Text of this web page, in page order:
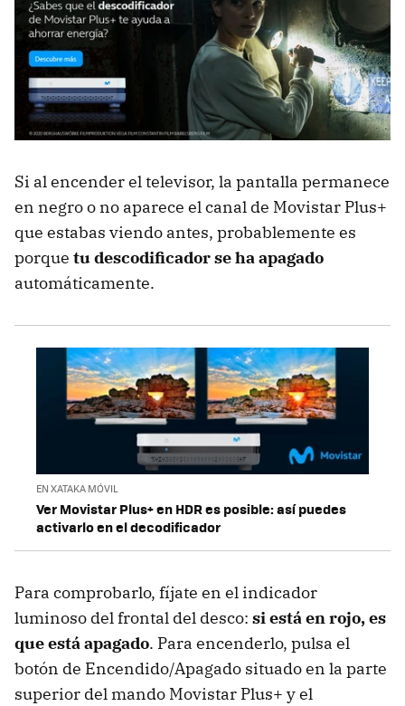
Si al encender el televisor, la pantalla permanece
en negro o no aparece el canal de Movistar Plus+
que estabas viendo antes, probablemente es
porque tu descodificador se ha apagado
automáticamente.
EN XATAKA MÓVIL
Ver Movistar Plus+ en HDR es posible: así puedes
activarlo en el decodificador
Para comprobarlo, fíjate en el indicador
luminoso del frontal del desco: si está en rojo, es
que está apagado. Para encenderlo, pulsa el
botón de Encendido/Apagado situado en la parte
superior del mando Movistar Plus+ y el